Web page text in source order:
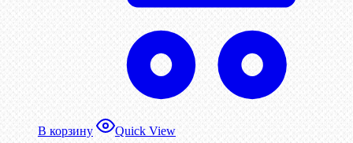
В корзину Quick View